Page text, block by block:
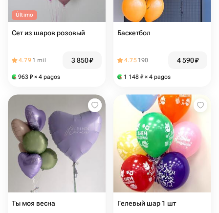
Último
Сет из шаров розовый
4.79 1 mil 3 850₽
963 ₽ × 4 pagos
Баскетбол
4.75 190 4 590₽
1 148 ₽ × 4 pagos
Ты моя весна Гелевый шар 1 шт